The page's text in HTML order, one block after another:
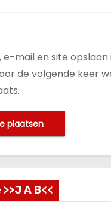
e-mail en site opslaan
de volgende keer
A B<<